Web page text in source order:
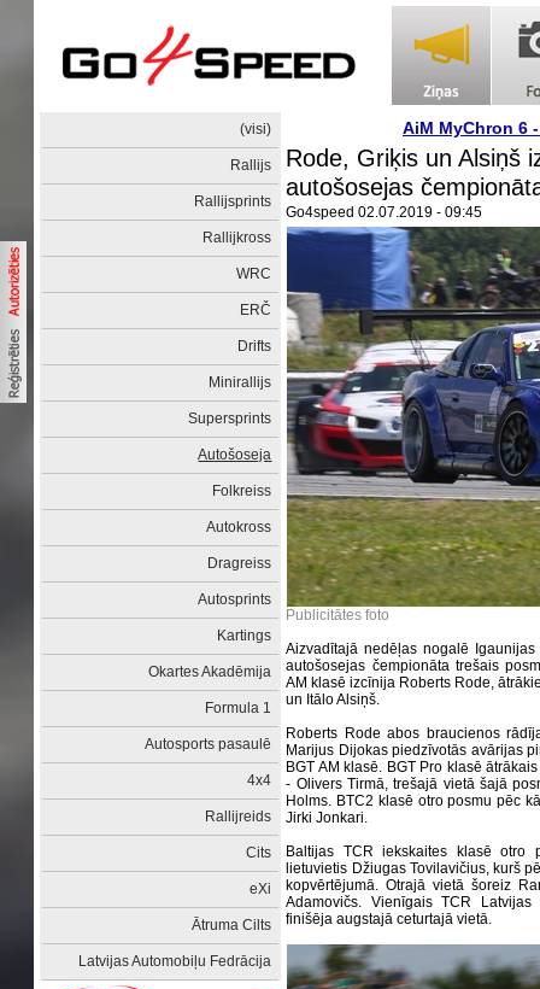
(visi)
Rallijs
Rallijsprints
Rallijkross
WRC
ERČ
Drifts
Minirallijs
Supersprints
Autošoseja
Folkreiss
Autokross
Dragreiss
Autosprints
Kartings
Okartes Akadēmija
Formula 1
Autosports pasaulē
4x4
Rallijreids
Cits
eXi
Ātruma Cilts
Latvijas Automobiļu Fedrācija
AiM MyChron 6
Rode, Griķis un Alsiņš
autošosejas
Go4speed 02.07.2019 - 09:45
Publicitātes foto
Aizvadītajā nedēļas nogalē
autošosejas čempionāta trešais
AM klasē izcīnija Roberts Rode,
un Itālo Alsiņš.
Roberts Rode abos braucienos
Marijus Dijokas piedzīvotās avārijas
BGT AM klasē. BGT Pro klasē
- Olivers Tirmā, trešajā vietā šajā
Holms. BTC2 klasē otro posmu pēc
Jirki Jonkari.
Baltijas TCR iekskaites klasē otro
lietuvietis Džiugas Tovilavičius, kurš
kopvērtējumā. Otrajā vietā šoreiz
Adamovičs. Vienīgais TCR
finišēja augstajā ceturtajā vietā.